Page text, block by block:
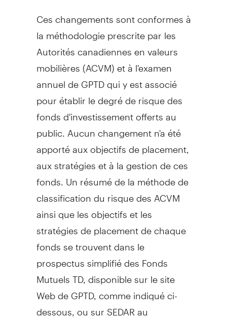
Ces changements sont conformes à
la méthodologie prescrite par les
Autorités canadiennes en valeurs
mobilières (ACVM) et à l'examen
annuel de GPTD qui y est associé
pour établir le degré de risque des
fonds d'investissement offerts au
public. Aucun changement n'a été
apporté aux objectifs de placement,
aux stratégies et à la gestion de ces
fonds. Un résumé de la méthode de
classification du risque des ACVM
ainsi que les objectifs et les
stratégies de placement de chaque
fonds se trouvent dans le
prospectus simplifié des Fonds
Mutuels TD, disponible sur le site
Web de GPTD, comme indiqué ci-
dessous, ou sur SEDAR au